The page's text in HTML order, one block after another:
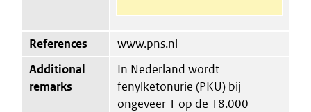
References
www.pns.nl
Additional
remarks
In Nederland wordt
fenylketonurie (PKU) bij
ongeveer 1 op de 18.000